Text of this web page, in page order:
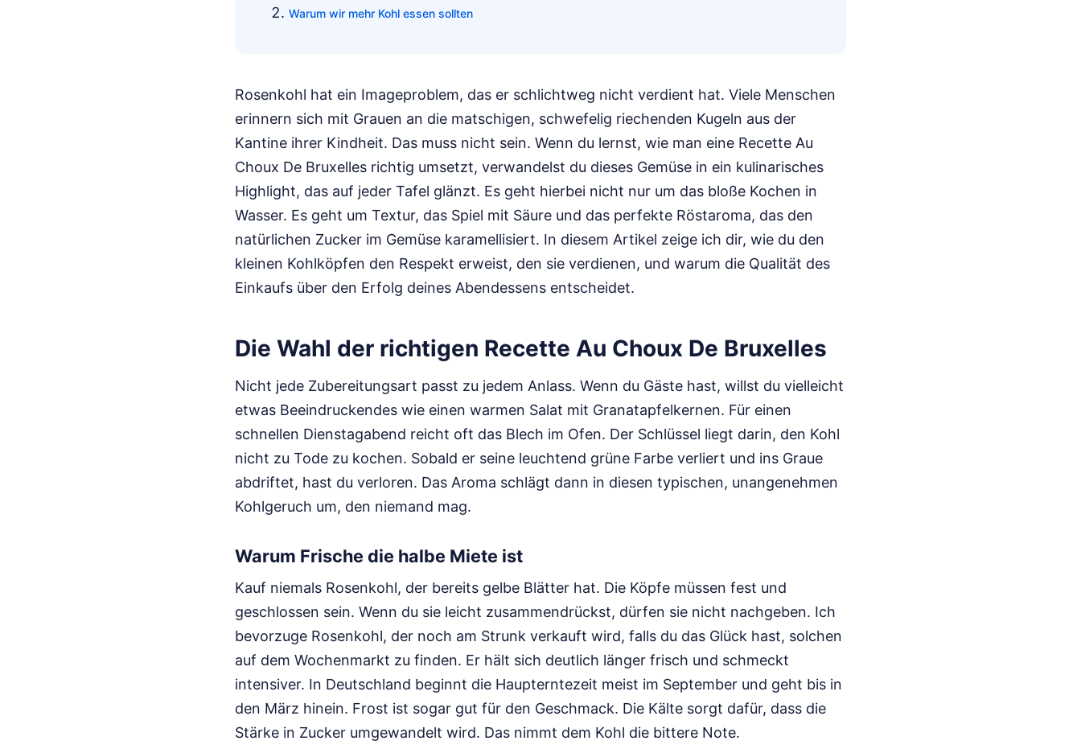
Warum wir mehr Kohl essen sollten
Rosenkohl hat ein Imageproblem, das er schlichtweg nicht verdient hat. Viele Menschen
erinnern sich mit Grauen an die matschigen, schwefelig riechenden Kugeln aus der
Kantine ihrer Kindheit. Das muss nicht sein. Wenn du lernst, wie man eine Recette Au
Choux De Bruxelles richtig umsetzt, verwandelst du dieses Gemüse in ein kulinarisches
Highlight, das auf jeder Tafel glänzt. Es geht hierbei nicht nur um das bloße Kochen in
Wasser. Es geht um Textur, das Spiel mit Säure und das perfekte Röstaroma, das den
natürlichen Zucker im Gemüse karamellisiert. In diesem Artikel zeige ich dir, wie du den
kleinen Kohlköpfen den Respekt erweist, den sie verdienen, und warum die Qualität des
Einkaufs über den Erfolg deines Abendessens entscheidet.
Die Wahl der richtigen Recette Au Choux De Bruxelles
Nicht jede Zubereitungsart passt zu jedem Anlass. Wenn du Gäste hast, willst du vielleicht
etwas Beeindruckendes wie einen warmen Salat mit Granatapfelkernen. Für einen
schnellen Dienstagabend reicht oft das Blech im Ofen. Der Schlüssel liegt darin, den Kohl
nicht zu Tode zu kochen. Sobald er seine leuchtend grüne Farbe verliert und ins Graue
abdriftet, hast du verloren. Das Aroma schlägt dann in diesen typischen, unangenehmen
Kohlgeruch um, den niemand mag.
Warum Frische die halbe Miete ist
Kauf niemals Rosenkohl, der bereits gelbe Blätter hat. Die Köpfe müssen fest und
geschlossen sein. Wenn du sie leicht zusammendrückst, dürfen sie nicht nachgeben. Ich
bevorzuge Rosenkohl, der noch am Strunk verkauft wird, falls du das Glück hast, solchen
auf dem Wochenmarkt zu finden. Er hält sich deutlich länger frisch und schmeckt
intensiver. In Deutschland beginnt die Haupterntezeit meist im September und geht bis in
den März hinein. Frost ist sogar gut für den Geschmack. Die Kälte sorgt dafür, dass die
Stärke in Zucker umgewandelt wird. Das nimmt dem Kohl die bittere Note.